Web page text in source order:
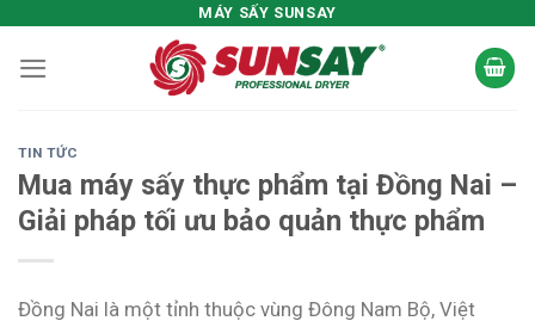
content
MÁY SẤY SUNSAY
TIN TỨC
Mua máy sấy thực phẩm tại Đồng Nai –
Giải pháp tối ưu bảo quản thực phẩm
Đồng Nai là một tỉnh thuộc vùng Đông Nam Bộ, Việt